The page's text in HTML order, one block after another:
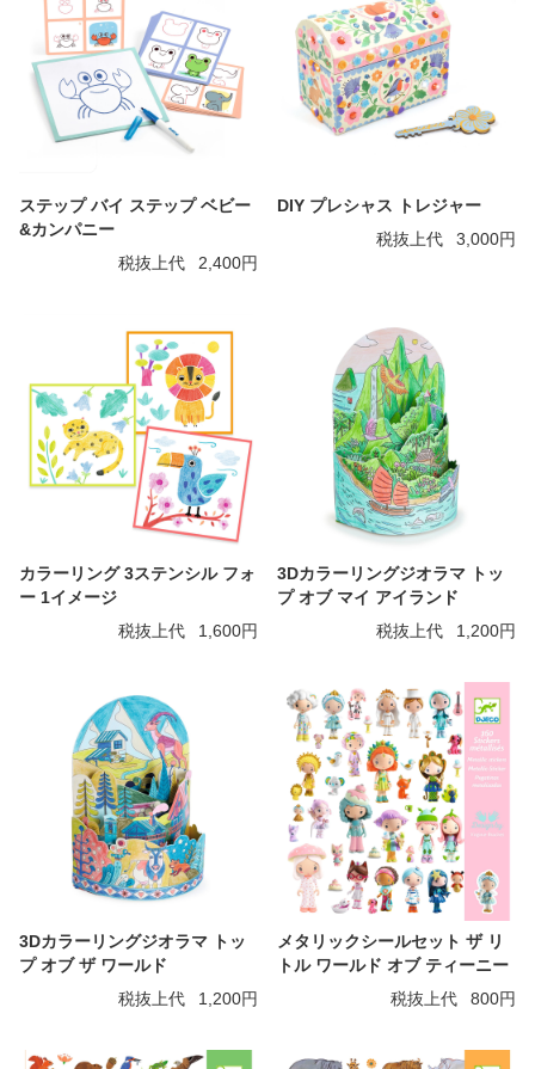
ステップ バイ ステップ ベビー
&カンパニー
税抜上代
2,400円
DIY プレシャス トレジャー
税抜上代
3,000円
カラーリング 3ステンシル フォ
ー 1イメージ
税抜上代
1,600円
3Dカラーリングジオラマ トッ
プ オブ マイ アイランド
税抜上代
1,200円
3Dカラーリングジオラマ トッ
プ オブ ザ ワールド
税抜上代
1,200円
メタリックシールセット ザ リ
トル ワールド オブ ティーニー
税抜上代
800円